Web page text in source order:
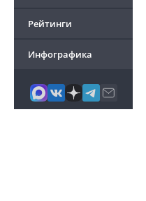
Рейтинги
Инфографика